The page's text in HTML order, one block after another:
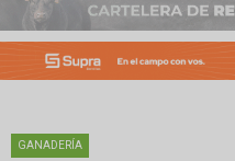
GANADERÍA